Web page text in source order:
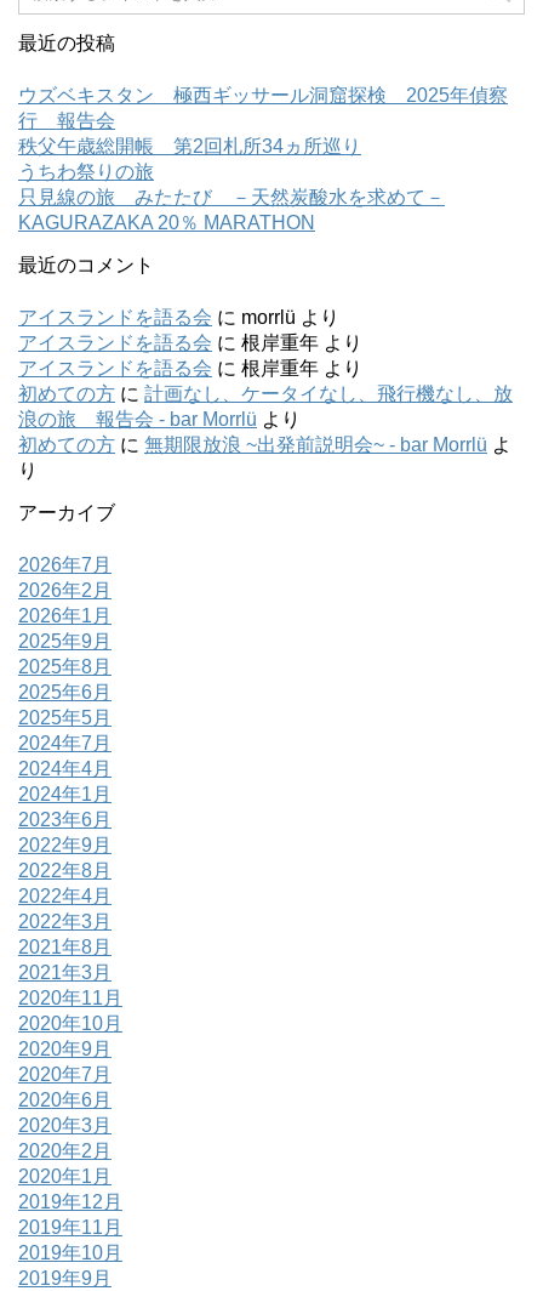
最近の投稿
ウズベキスタン 極西ギッサール洞窟探検 2025年偵察
行 報告会
秩父午歳総開帳 第2回札所34ヵ所巡り
うちわ祭りの旅
只見線の旅 みたたび －天然炭酸水を求めて－
KAGURAZAKA 20％ MARATHON
最近のコメント
アイスランドを語る会 に morrlü より
アイスランドを語る会 に 根岸重年 より
アイスランドを語る会 に 根岸重年 より
初めての方 に 計画なし、ケータイなし、飛行機なし、放
浪の旅 報告会 - bar Morrlü より
初めての方 に 無期限放浪 ~出発前説明会~ - bar Morrlü よ
り
アーカイブ
2026年7月
2026年2月
2026年1月
2025年9月
2025年8月
2025年6月
2025年5月
2024年7月
2024年4月
2024年1月
2023年6月
2022年9月
2022年8月
2022年4月
2022年3月
2021年8月
2021年3月
2020年11月
2020年10月
2020年9月
2020年7月
2020年6月
2020年3月
2020年2月
2020年1月
2019年12月
2019年11月
2019年10月
2019年9月